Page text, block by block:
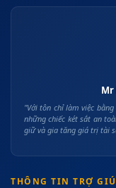
Mr
"Với tôn chỉ làm việc
những chiếc két sắt an
giữ và gia tăng giá trị tài
THÔNG TIN TRỢ